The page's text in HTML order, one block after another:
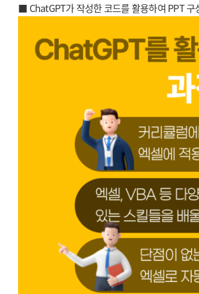
■ ChatGPT가 작성한 코드를 활용하여 PPT 구